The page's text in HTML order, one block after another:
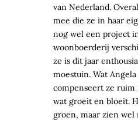
van Nederland.
mee die ze in haar
nog wel een project
woonboerderij
ze is dit jaar
moestuin. Wat
compenseert ze ruim
wat groeit en bloeit.
groen, maar zien wel